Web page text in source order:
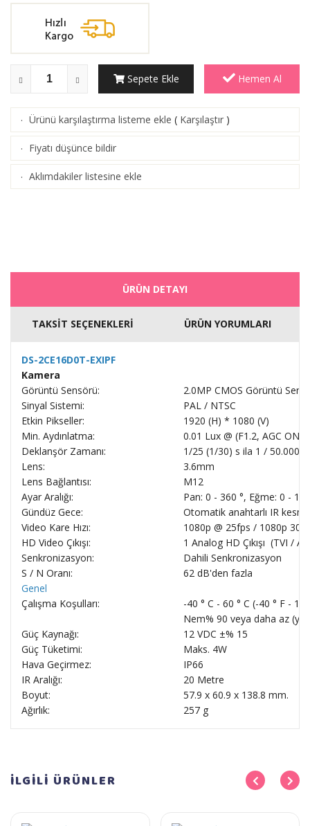
Sepete Ekle Hemen Al
· Ürünü karşılaştırma listeme ekle ( Karşılaştır )
· Fiyatı düşünce bildir
· Aklımdakiler listesine ekle
ÜRÜN DETAYI
TAKSİT SEÇENEKLERİ ÜRÜN YORUMLARI
DS-2CE16D0T-EXIPF
Kamera
Görüntü Sensörü:
2.0MP CMOS Görüntü
Sinyal Sistemi:
PAL / NTSC
Etkin Pikseller:
1920 (H) * 1080 (V)
Min. Aydınlatma:
0.01 Lux @ (F1.2, AGC
Deklanşör Zamanı:
1/25 (1/30) s ila 1 / 50.000 s
Lens:
3.6mm
Lens Bağlantısı:
M12
Ayar Aralığı:
Pan: 0 - 360 °, Eğme: 0 -
Gündüz Gece:
Otomatik anahtarlı IR
Video Kare Hızı:
1080p @ 25fps / 1080p 30
HD Video Çıkışı:
1 Analog HD Çıkışı (TVI /
Senkronizasyon:
Dahili Senkronizasyon
S / N Oranı:
62 dB'den fazla
Genel
Çalışma Koşulları:
-40 ° C - 60 ° C (-40 ° F -
Nem% 90 veya daha az
Güç Kaynağı:
12 VDC ±% 15
Güç Tüketimi:
Maks. 4W
Hava Geçirmez:
IP66
IR Aralığı:
20 Metre
Boyut:
57.9 x 60.9 x 138.8 mm.
Ağırlık:
257 g
İLGİLİ ÜRÜNLER